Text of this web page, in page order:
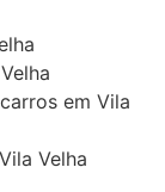
em Vila
Velha